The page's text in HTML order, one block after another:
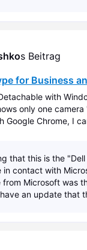
s Beitrag
for Business
with
only one camera
Google Chrome, I
that this is the
in contact with
from Microsoft was
an update that